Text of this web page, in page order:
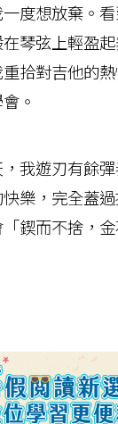
度想放棄。看
琴弦上輕盈
拾對吉他的
。
我遊刃有餘
樂，完全蓋
鍥而不捨，